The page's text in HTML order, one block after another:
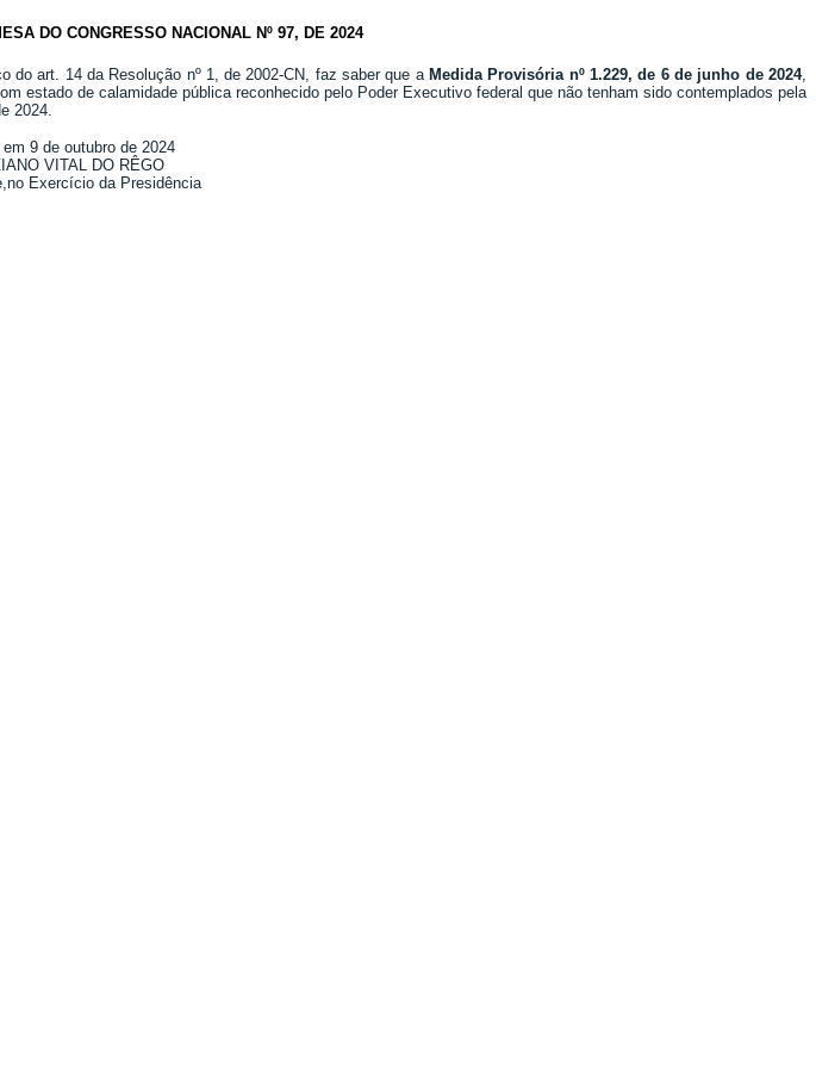
DO CONGRESSO NACIONAL Nº 97, DE 2024
do art. 14 da Resolução nº 1, de 2002-CN, faz saber que a Medida Provisória nº1.229, de 6 de junho de 2024,
estado de calamidade pública reconhecido pelo Poder Executivo federal que não tenham sido contemplados pela
2024.
9 de outubro de 2024
VITAL DO RÊGO
Exercício da Presidência